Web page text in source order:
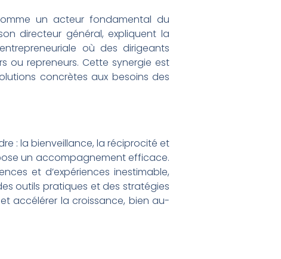
un acteur fondamental du
directeur général, expliquent la
où des dirigeants
ou repreneurs. Cette synergie est
concrètes aux besoins des
: la bienveillance, la réciprocité et
un accompagnement efficace.
et d’expériences inestimable,
outils pratiques et des stratégies
accélérer la croissance, bien au-